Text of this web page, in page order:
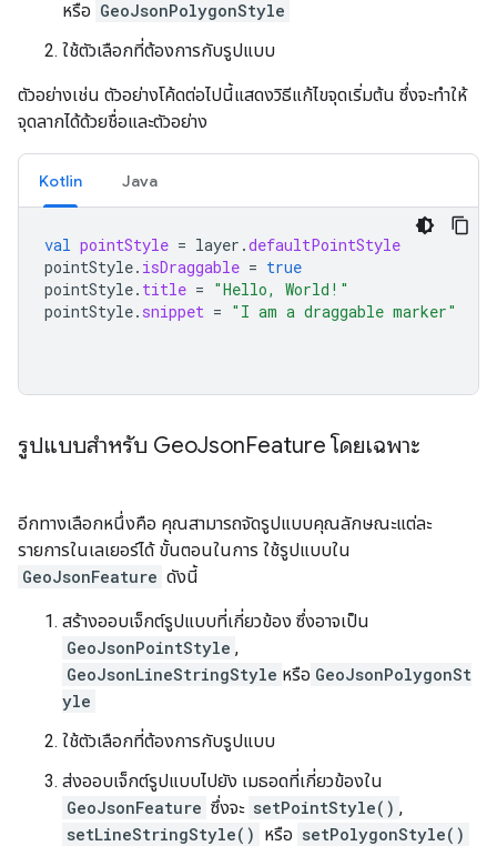
หรือ GeoJsonPolygonStyle
ใช้ตัวเลือกที่ต้องการกับรูปแบบ
ตัวอย่างเช่น ตัวอย่างโค้ดต่อไปนี้แสดงวิธีแก้ไขจุดเริ่มต้น ซึ่งจะทำให้
จุดลากได้ด้วยชื่อและตัวอย่าง
Kotlin Java
val pointStyle = layer .defaultPointStyle
pointStyle. isDraggable = true
pointStyle. title = "Hello, World!"
pointStyle. snippet = "I am a draggable marker"
รูปแบบสำหรับ GeoJsonFeature โดยเฉพาะ
อีกทางเลือกหนึ่งคือ คุณสามารถจัดรูปแบบคุณลักษณะแต่ละ
รายการในเลเยอร์ได้ ขั้นตอนในการ ใช้รูปแบบใน
GeoJsonFeature ดังนี้
สร้างออบเจ็กต์รูปแบบที่เกี่ยวข้อง ซึ่งอาจเป็น
GeoJsonPointStyle ,
GeoJsonLineStringStyle หรือ GeoJsonPolygonSt
yle
ใช้ตัวเลือกที่ต้องการกับรูปแบบ
ส่งออบเจ็กต์รูปแบบไปยัง เมธอดที่เกี่ยวข้องใน
GeoJsonFeature ซึ่งจะ setPointStyle() ,
setLineStringStyle() หรือ setPolygonStyle()